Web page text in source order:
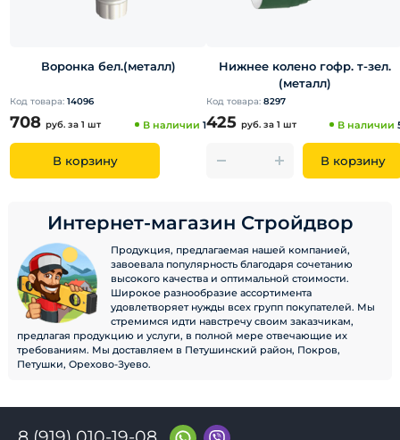
Воронка бел.(металл)
Код товара: 14096
708 руб. за 1 шт В наличии 1
В корзину
Нижнее колено гофр. т-зел.
(металл)
Код товара: 8297
425 руб. за 1 шт В наличии
В корзину
Интернет-магазин Стройдвор
Продукция, предлагаемая нашей компанией,
завоевала популярность благодаря сочетанию
высокого качества и оптимальной стоимости.
Широкое разнообразие ассортимента
удовлетворяет нужды всех групп покупателей. Мы
стремимся идти навстречу своим заказчикам,
предлагая продукцию и услуги, в полной мере отвечающие их
требованиям. Мы доставляем в Петушинский район, Покров,
Петушки, Орехово-Зуево.